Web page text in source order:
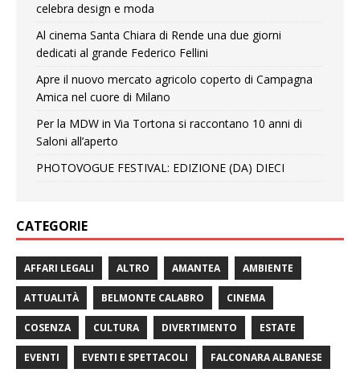
celebra design e moda
Al cinema Santa Chiara di Rende una due giorni
dedicati al grande Federico Fellini
Apre il nuovo mercato agricolo coperto di Campagna
Amica nel cuore di Milano
Per la MDW in Via Tortona si raccontano 10 anni di
Saloni all’aperto
PHOTOVOGUE FESTIVAL: EDIZIONE (DA) DIECI
CATEGORIE
AFFARI LEGALI ALTRO AMANTEA AMBIENTE
ATTUALITÀ BELMONTE CALABRO CINEMA
COSENZA CULTURA DIVERTIMENTO ESTATE
EVENTI EVENTI E SPETTACOLI FALCONARA ALBANESE